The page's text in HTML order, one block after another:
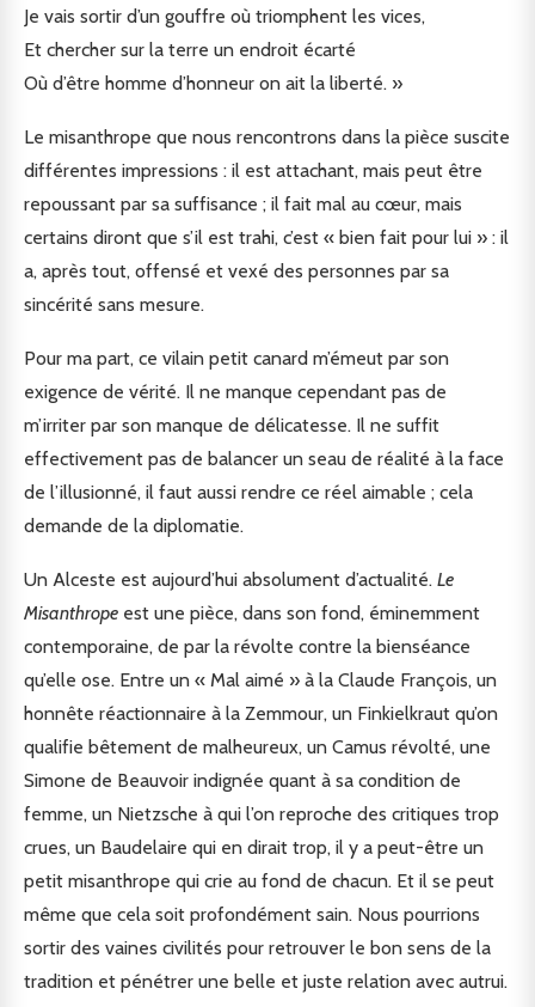
Je vais sortir d’un gouffre où triomphent les vices,
Et chercher sur la terre un endroit écarté
Où d’être homme d’honneur on ait la liberté. »
Le misanthrope que nous rencontrons dans la pièce suscite
différentes impressions : il est attachant, mais peut être
repoussant par sa suffisance ; il fait mal au cœur, mais
certains diront que s’il est trahi, c’est « bien fait pour lui » : il
a, après tout, offensé et vexé des personnes par sa
sincérité sans mesure.
Pour ma part, ce vilain petit canard m’émeut par son
exigence de vérité. Il ne manque cependant pas de
m’irriter par son manque de délicatesse. Il ne suffit
effectivement pas de balancer un seau de réalité à la face
de l’illusionné, il faut aussi rendre ce réel aimable ; cela
demande de la diplomatie.
Un Alceste est aujourd’hui absolument d’actualité. Le
Misanthrope est une pièce, dans son fond, éminemment
contemporaine, de par la révolte contre la bienséance
qu’elle ose. Entre un « Mal aimé » à la Claude François, un
honnête réactionnaire à la Zemmour, un Finkielkraut qu’on
qualifie bêtement de malheureux, un Camus révolté, une
Simone de Beauvoir indignée quant à sa condition de
femme, un Nietzsche à qui l’on reproche des critiques trop
crues, un Baudelaire qui en dirait trop, il y a peut-être un
petit misanthrope qui crie au fond de chacun. Et il se peut
même que cela soit profondément sain. Nous pourrions
sortir des vaines civilités pour retrouver le bon sens de la
tradition et pénétrer une belle et juste relation avec autrui.